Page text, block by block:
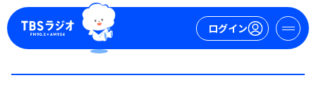
ログイン